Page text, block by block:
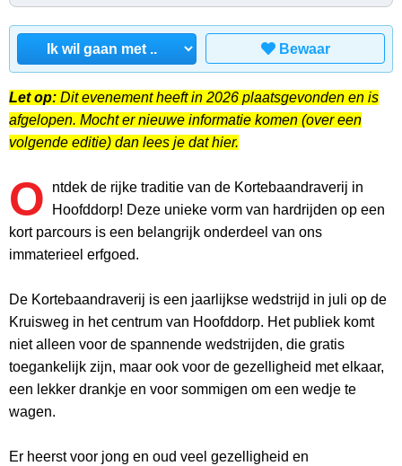
Bewaar
Let op: Dit evenement heeft in 2026 plaatsgevonden en is
afgelopen. Mocht er nieuwe informatie komen (over een
volgende editie) dan lees je dat hier.
O
ntdek de rijke traditie van de Kortebaandraverij in
Hoofddorp! Deze unieke vorm van hardrijden op een
kort parcours is een belangrijk onderdeel van ons
immaterieel erfgoed.
De Kortebaandraverij is een jaarlijkse wedstrijd in juli op de
Kruisweg in het centrum van Hoofddorp. Het publiek komt
niet alleen voor de spannende wedstrijden, die gratis
toegankelijk zijn, maar ook voor de gezelligheid met elkaar,
een lekker drankje en voor sommigen om een wedje te
wagen.
Er heerst voor jong en oud veel gezelligheid en